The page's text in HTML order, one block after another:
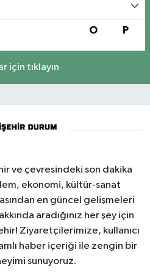
O P
için tıklayın
ve çevresindeki son dakika
ekonomi, kültür-sanat
en güncel gelişmeleri
aradığınız her şey için
Ziyaretçilerimize, kullanıcı
haber içeriği ile zengin bir
sunuyoruz.